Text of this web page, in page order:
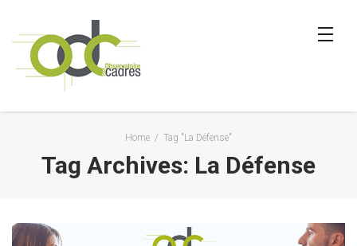
Home / Tag "La Défense"
Tag Archives: La Défense